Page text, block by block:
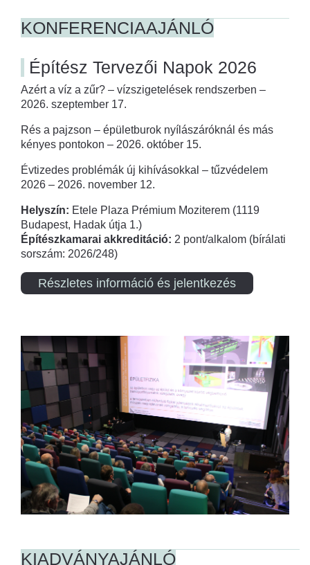
KONFERENCIAAJÁNLÓ
Építész Tervezői Napok 2026
Azért a víz a zűr? – vízszigetelések rendszerben –
2026. szeptember 17.
Rés a pajzson – épületburok nyílászáróknál és más
kényes pontokon – 2026. október 15.
Évtizedes problémák új kihívásokkal – tűzvédelem
2026 – 2026. november 12.
Helyszín: Etele Plaza Prémium Moziterem (1119
Budapest, Hadak útja 1.)
Építészkamarai akkreditáció: 2 pont/alkalom (bírálati
sorszám: 2026/248)
Részletes információ és jelentkezés
KIADVÁNYAJÁNLÓ